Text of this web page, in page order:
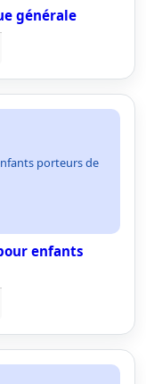
générale
porteurs de
enfants